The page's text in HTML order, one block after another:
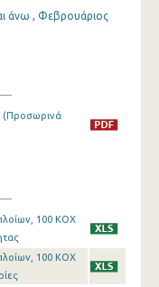
άνω , Φεβρουάριος
(Προσωρινά
100 ΚΟΧ
100 ΚΟΧ